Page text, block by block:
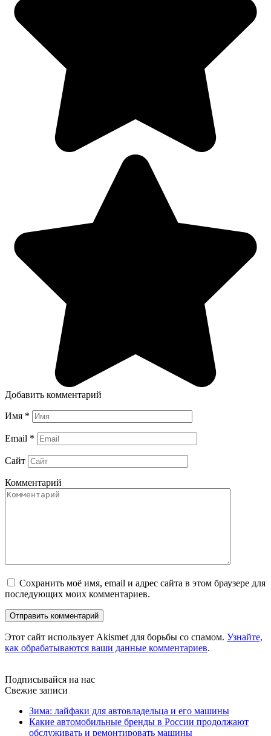
Добавить комментарий
Имя *
Email *
Сайт
Комментарий
Сохранить моё имя, email и адрес сайта в этом браузере для
последующих моих комментариев.
Этот сайт использует Akismet для борьбы со спамом. Узнайте,
как обрабатываются ваши данные комментариев.
Подписывайся на нас
Свежие записи
Зима: лайфаки для автовладельца и его машины
Какие автомобильные бренды в России продолжают
обслуживать и ремонтировать машины